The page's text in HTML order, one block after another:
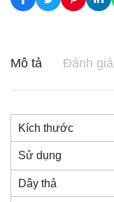
Mô tả Đánh giá
Kích thước
Sử dụng
Dây thả